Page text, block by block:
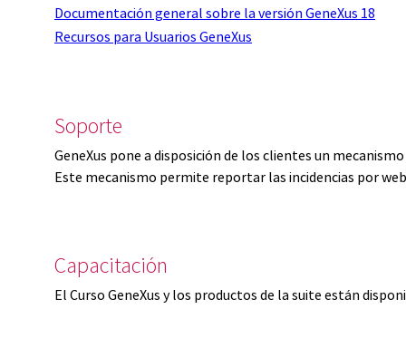
Documentación general sobre la versión GeneXus 18
Recursos para Usuarios GeneXus
Soporte
GeneXus pone a disposición de los clientes un
Este mecanismo permite reportar las incidencias por
Capacitación
El Curso GeneXus y los productos de la suite están